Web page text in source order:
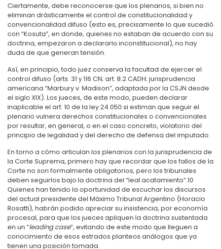
Ciertamente, debe reconocerse que los plenarios, si bien no
eliminan drásticamente el control de constitucionalidad y
convencionalidad difuso (esto es, precisamente lo que sucedió
con “Kosuta”, en donde, quienes no estaban de acuerdo con su
doctrina, empezaron a declararlo inconstitucional), no hay
duda de que generan tensión.
Así, en principio, todo juez conserva la facultad de ejercer el
control difuso (arts. 31 y 116 CN; art. 8.2 CADH; jurisprudencia
americana “Marbury v. Madison”, adaptada por la CSJN desde
el siglo XIX). Los jueces, de este modo, pueden declarar
inaplicable el art. 10 de la ley 24.050 si estiman que seguir el
plenario vulnera derechos constitucionales o convencionales
por resultar, en general, o en el caso concreto, violatorio del
principio de legalidad y del derecho de defensa del imputado.
En torno a cómo articulan los plenarios con la jurisprudencia de
la Corte Suprema, primero hay que recordar que los fallos de la
Corte no son formalmente obligatorios, pero los tribunales
deben seguirlos bajo la doctrina del “leal acatamiento”.10
Quienes han tenido la oportunidad de escuchar los discursos
del actual presidente del Máximo Tribunal Argentino (Horacio
Rosatti), habrán podido apreciar su insistencia, por economía
procesal, para que los jueces apliquen la doctrina sustentada
en un “leading case”, evitando de este modo que lleguen a
conocimiento de esos estrados planteos análogos que ya
tienen una posición tomada.